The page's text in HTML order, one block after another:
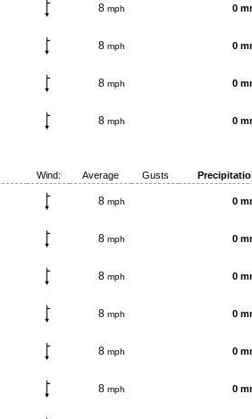
8 mph 0
8 mph 0
8 mph 0
8 mph 0
Wind: Average Gusts
8 mph 0
8 mph 0
8 mph 0
8 mph 0
8 mph 0
8 mph 0